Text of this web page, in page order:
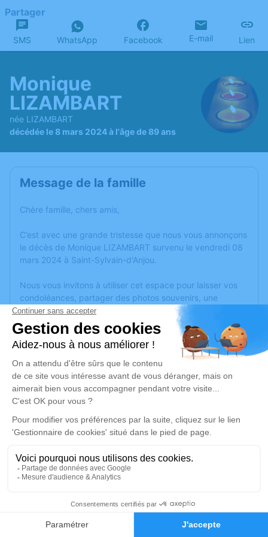
Faire-part Hommages
Partager
SMS WhatsApp Facebook E-mail Lien
Monique
LIZAMBART
née LIZAMBART
décédée le 8 mars 2024 à l'âge de 89 ans
Message de la famille
Chère famille, chers amis,
C’est avec une grande tristesse que nous vous annonçons
le décès de Monique LIZAMBART survenu le vendredi 08
mars 2024 à Saint-Sylvain-d'Anjou.
Nous vous invitons à utiliser cet espace pour laisser vos
condoléances, partager des photos souvenirs, une
anecdote ou exprimer vos pensées à travers des poèmes
ou des textes. Cet endroit est un lieu d'expression dédié à
honorer la mémoire de Monique LIZAMBART.
Un service de plantation d’arbre hommage estdisponible
ici.
mardi 12 mars 2024 à 10h30
Église Saint Sylvain d'Anjou de Verrières-en-
Rue du Maréchal Leclerc
49480 Verrières-en-Anjou